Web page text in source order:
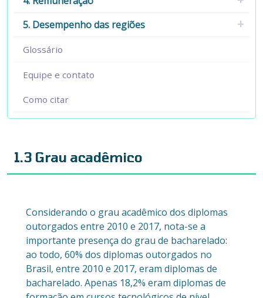
5. Desempenho das regiões
Glossário
Equipe e contato
Como citar
1.3 Grau acadêmico
Considerando o grau acadêmico dos diplomas
outorgados entre 2010 e 2017, nota-se a
importante presença do grau de bacharelado:
ao todo, 60% dos diplomas outorgados no
Brasil, entre 2010 e 2017, eram diplomas de
bacharelado. Apenas 18,2% eram diplomas de